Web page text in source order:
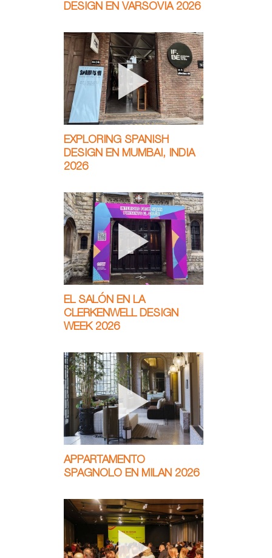
DESIGN EN VARSOVIA 2026
EXPLORING SPANISH
DESIGN EN MUMBAI, INDIA
2026
EL SALÓN EN LA
CLERKENWELL DESIGN
WEEK 2026
APPARTAMENTO
SPAGNOLO EN MILAN 2026